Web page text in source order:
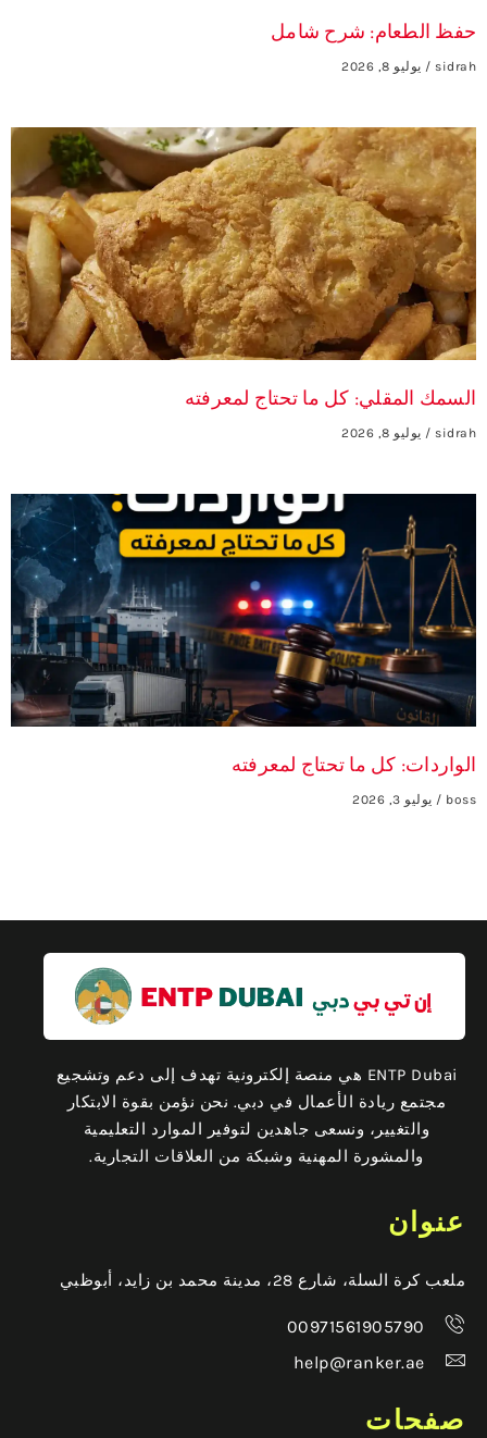
حفظ الطعام: شرح شامل
sidrah يوليو 8, 2026
السمك المقلي: كل ما تحتاج لمعرفته
sidrah يوليو 8, 2026
الواردات: كل ما تحتاج لمعرفته
boss يوليو 3, 2026
ENTP Dubai هي منصة إلكترونية تهدف إلى دعم وتشجيع
مجتمع ريادة الأعمال في دبي. نحن نؤمن بقوة الابتكار
والتغيير، ونسعى جاهدين لتوفير الموارد التعليمية
والمشورة المهنية وشبكة من العلاقات التجارية.
عنوان
ملعب كرة السلة، شارع 28، مدينة محمد بن زايد، أبوظبي
00971561905790
help@ranker.ae
صفحات